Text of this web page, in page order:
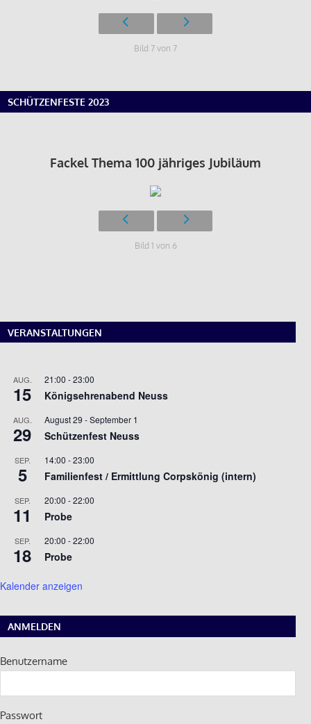
Bild 7 von 7
SCHÜTZENFESTE 2023
Fackel Thema 100 jähriges Jubiläum
Bild 1 von 6
VERANSTALTUNGEN
AUG.
15
21:00 -23:00
Königsehrenabend Neuss
AUG.
29
August 29 -September 1
Schützenfest Neuss
SEP.
5
14:00 -23:00
Familienfest / Ermittlung Corpskönig (intern)
SEP.
11
20:00 -22:00
Probe
SEP.
18
20:00 -22:00
Probe
Kalender anzeigen
ANMELDEN
Benutzername
Passwort